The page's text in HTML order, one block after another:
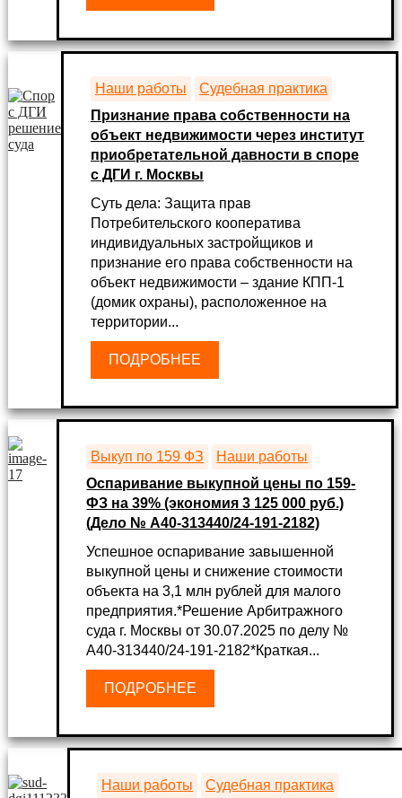
Наши работы
Судебная практика
Признание права собственности на
объект недвижимости через институт
приобретательной давности в споре
с ДГИ г. Москвы
Суть дела: Защита прав
Потребительского кооператива
индивидуальных застройщиков и
признание его права собственности на
объект недвижимости – здание КПП-1
(домик охраны), расположенное на
территории...
ПОДРОБНЕЕ
Выкуп по 159 ФЗ
Наши работы
Оспаривание выкупной цены по 159-
ФЗ на 39% (экономия 3 125 000 руб.)
(Дело № А40-313440/24-191-2182)
Успешное оспаривание завышенной
выкупной цены и снижение стоимости
объекта на 3,1 млн рублей для малого
предприятия.*Решение Арбитражного
суда г. Москвы от 30.07.2025 по делу №
А40-313440/24-191-2182*Краткая...
ПОДРОБНЕЕ
Наши работы Судебная практика